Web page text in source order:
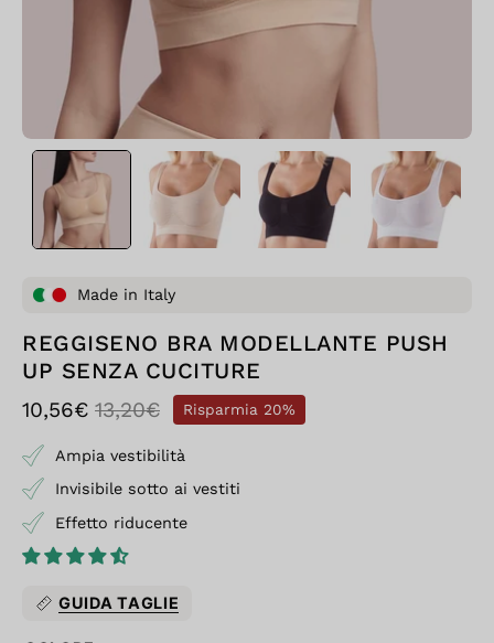
Made in Italy
REGGISENO BRA MODELLANTE PUSH
UP SENZA CUCITURE
10,56€ 13,20€ Risparmia 20%
Ampia vestibilità
Invisibile sotto ai vestiti
Effetto riducente
GUIDA TAGLIE